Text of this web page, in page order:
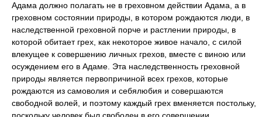
Адама должно полагать не в греховном действии Адама, а в
греховном состоянии природы, в котором рождаются люди, в
наследственной греховной порче и растлении природы, в
которой обитает грех, как некоторое живое начало, с силой
влекущее к совершению личных грехов, вместе с виною или
осуждением его в Адаме. Эта наследственность греховной
природы является первопричиной всех грехов, которые
рождаются из самоволия и себялюбия и совершаются
свободной волей, и поэтому каждый грех вменяется постольку,